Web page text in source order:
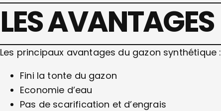
LES AVANTAGES
Les principaux avantages du gazon synthétique :
Fini la tonte du gazon
Economie d’eau
Pas de scarification et d’engrais